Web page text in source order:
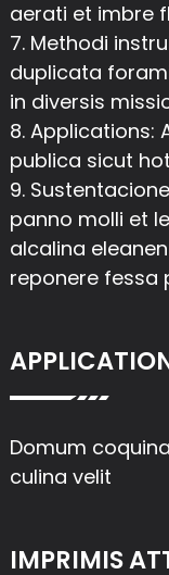
aerati et imbre
7. Methodi
duplicata
in diversis
8. Applications:
publica sicut
9.
panno molli et
alcalina
reponere fessa
Domum
culina velit
IMPRIMIS